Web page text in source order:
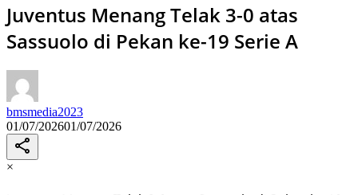
Juventus Menang Telak 3-0 atas
Sassuolo di Pekan ke-19 Serie A
bmsmedia2023
01/07/202601/07/2026
×